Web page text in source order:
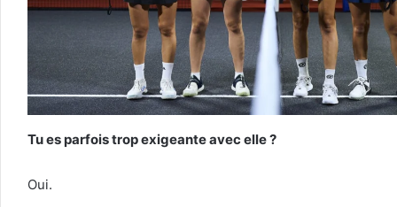
Tu es parfois trop exigeante avec elle ?
Oui.